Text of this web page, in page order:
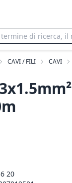
CAVI / FILI CAVI
20